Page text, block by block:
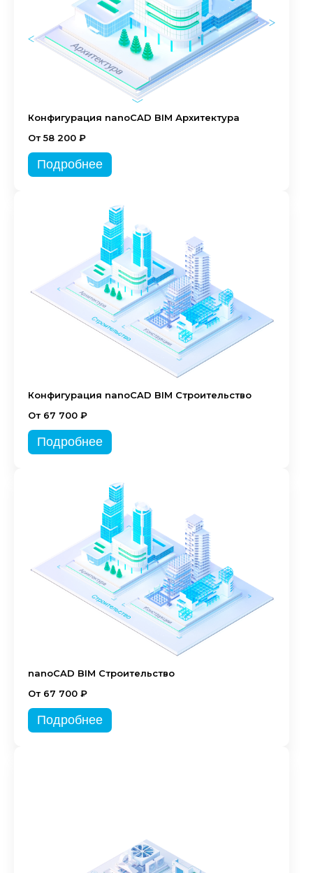
Конфигурация nanoCAD BIM Архитектура
От 58 200 ₽
Подробнее
Конфигурация nanoCAD BIM Строительство
От 67 700 ₽
Подробнее
nanoCAD BIM Строительство
От 67 700 ₽
Подробнее